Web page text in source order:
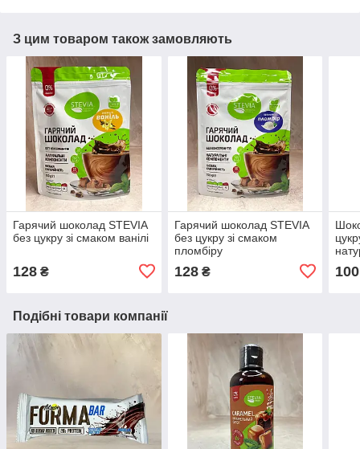
З цим товаром також замовляють
Гарячий шоколад STEVIA
без цукру зі смаком ванілі
128 ₴
Гарячий шоколад STEVIA
без цукру зі смаком
пломбіру
128₴ 100
Подібні товари компанії